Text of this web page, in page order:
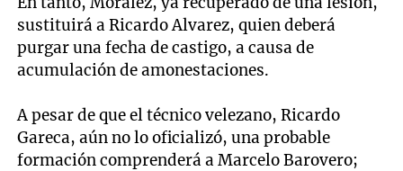
sustituirá a Ricardo Alvarez, quien deberá
purgar una fecha de castigo, a causa de
acumulación de amonestaciones.
A pesar de que el técnico velezano, Ricardo
Gareca, aún no lo oficializó, una probable
formación comprenderá a Marcelo Barovero;